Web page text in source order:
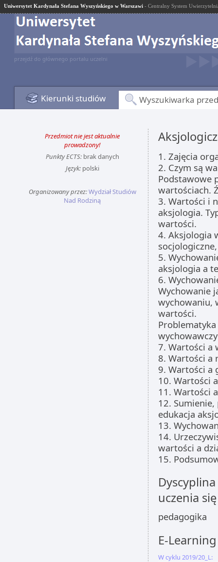
Uniwersytet Kardynała Stefana Wyszyńskiego w Warszawi - Centralny System
przejdź do głównego portalu uczelni
Kierunki studiów Wyszukiwarka
Przedmiot nie jest aktualnie
prowadzony!
Punkty ECTS:brak danych
Język:polski
Organizowany przez:Wydział Studiów
Nad Rodziną
1. Zajęcia
2. Czym są
Podstawowe
wartościach.
3. Wartości i
aksjologia.
wartości.
4. Aksjologia
5.
aksjologia a
6.
Wychowanie
wychowaniu,
wartości.
7. Wartości a
8. Wartości a
9. Wartości a
10. Wartości
11. Wartości
12.
edukacja
13.
14.
wartości a
15.
uczenia się
pedagogika
E-Learning
W cyklu 2019/20_L: